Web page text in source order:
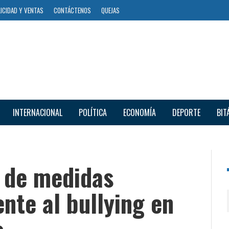
Y VENTAS CONTÁCTENOS QUEJAS
INTERNACIONAL POLÍTICA ECONOMÍA DEPORTE
medidas
al bullying en